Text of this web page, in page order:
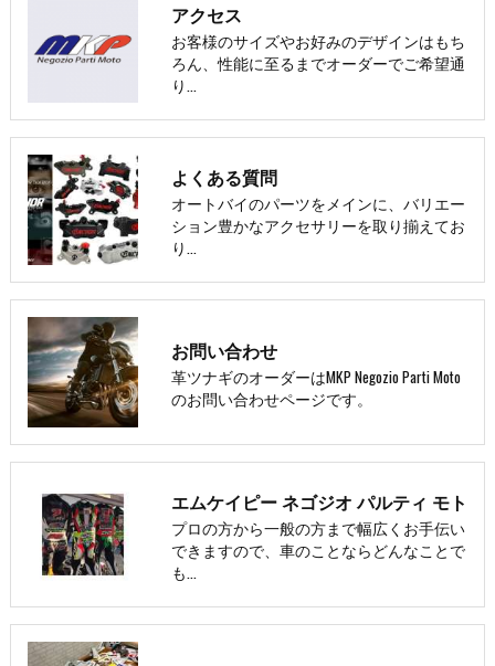
アクセス
お客様のサイズやお好みのデザインはもち
ろん、性能に至るまでオーダーでご希望通
り…
よくある質問
オートバイのパーツをメインに、バリエー
ション豊かなアクセサリーを取り揃えてお
り…
お問い合わせ
革ツナギのオーダーはMKP Negozio Parti Moto
のお問い合わせページです。
エムケイピー ネゴジオ パルティ モト
プロの方から一般の方まで幅広くお手伝い
できますので、車のことならどんなことで
も…